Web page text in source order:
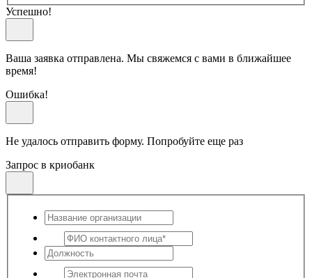
Успешно!
Ваша заявка отправлена. Мы свяжемся с вами в ближайшее
время!
Ошибка!
Не удалось отправить форму. Попробуйте еще раз
Запрос в криобанк